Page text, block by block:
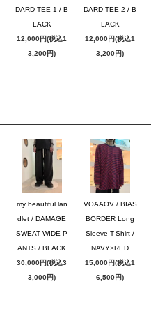
DARD TEE 1 / B
LACK
12,000円(税込1
3,200円)
DARD TEE 2 / B
LACK
12,000円(税込1
3,200円)
my beautiful lan
dlet / DAMAGE
SWEAT WIDE P
ANTS / BLACK
30,000円(税込3
3,000円)
VOAAOV / BIAS
BORDER Long
Sleeve T-Shirt /
NAVY×RED
15,000円(税込1
6,500円)